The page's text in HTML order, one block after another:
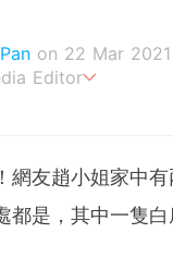
on 22 Mar 2021
Editor
網友趙小姐家中
都是，其中一隻